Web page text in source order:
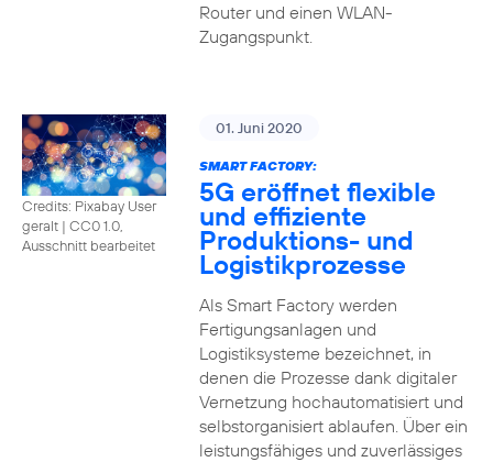
Router und einen WLAN-
Zugangspunkt.
Credits: Pixabay User
geralt | CC0 1.0,
Ausschnitt bearbeitet
01. Juni 2020
SMART FACTORY:
5G eröffnet flexible
und effiziente
Produktions- und
Logistikprozesse
Als Smart Factory werden
Fertigungsanlagen und
Logistiksysteme bezeichnet, in
denen die Prozesse dank digitaler
Vernetzung hochautomatisiert und
selbstorganisiert ablaufen. Über ein
leistungsfähiges und zuverlässiges